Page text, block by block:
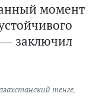
момент
заключил
тенге,